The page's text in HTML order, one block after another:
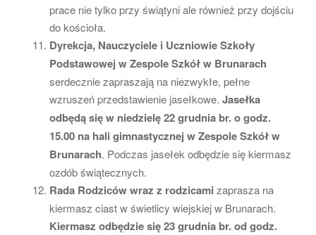
prace nie tylko przy świątyni ale również przy dojściu
do kościoła.
Dyrekcja, Nauczyciele i Uczniowie Szkoły
Podstawowej w Zespole Szkół w Brunarach
serdecznie zapraszają na niezwykłe, pełne
wzruszeń przedstawienie jasełkowe. Jasełka
odbędą się w niedzielę 22 grudnia br. o godz.
15.00 na hali gimnastycznej w Zespole Szkół w
Brunarach. Podczas jasełek odbędzie się kiermasz
ozdób świątecznych.
Rada Rodziców wraz z rodzicami zaprasza na
kiermasz ciast w świetlicy wiejskiej w Brunarach.
Kiermasz odbędzie się 23 grudnia br. od godz.